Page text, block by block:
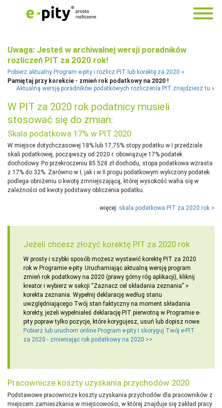
Uwaga: Jesteś w archiwalnej wersji poradników
rozliczeń PIT za 2020 rok!
Pobierz aktualny Program e-pity i rozlicz PIT lub korektę za 2020
Pamiętaj przy korekcie - zmień rok podatkowy na 2020 !
Aktualną wersję poradników podatkowych rozliczenia PIT znajdziesz tu
W PIT za 2020 rok podatnicy musieli
stosować się do zmian:
Skala podatkowa 17% w PIT 2020
W miejsce dotychczasowej 18% lub 17,75% stopy podatku w I przedziale
skali podatkowej, począwszy od 2020 r. obowiązuje 17% podatek
dochodowy. Po przekroczeniu 85.528 zł dochodu, stopa podatkowa wzrasta
z 17% do 32%. Zarówno w I, jak i w II progu podatkowym wyliczony podatek
podlega obniżeniu o kwotę zmniejszającą, której wysokość waha się w
zależności od kwoty podstawy obliczenia podatku.
więcej: skala podatkowa PIT za 2020 rok >
Jeżeli chcesz złożyć korektę PIT za 2020 rok
W prosty i szybki sposób możesz wystawić korektę PIT za 2020
rok w Programie e-pity. Uruchamiając aktualną wersję program
zmień rok podatkowy na 2020 (prawy górny róg aplikacji), kliknij
kreator i wybierz w sekcji “Zaznacz cel składania zeznania” >
korekta zeznania. Wypełnij deklarację według stanu
uwzględniającego Twój stan faktyczny na moment składania
korekty, jeżeli wypełniałeś deklarację PIT pierwotną w Programie e-
pity popraw tylko pozycje, które korygujesz, usuń lub dopisz nowe.
Pobierz lub uruchom online Program e-pity i skoryguj Twój e-PIT
za 2020 - zmieniając rok podatkowy na 2020 >>
Pracownicze koszty uzyskania przychodów 2020
Podstawowe pracownicze koszty uzyskania przychodów dla pracowników z
miejscem zamieszkania w miejscowości, w której znajduje się zakład pracy